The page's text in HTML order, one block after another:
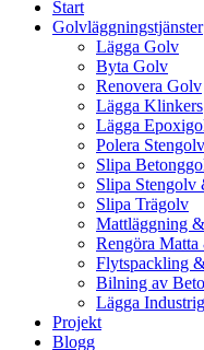
Start
Golvläggningstjänster
Lägga Golv
Byta Golv
Renovera Golv
Lägga Klinkers
Lägga
Polera
Slipa
Slipa Stengolv
Slipa Trägolv
Mattläggning
Rengöra
Flytspackling
Bilning av
Lägga
Projekt
Blogg